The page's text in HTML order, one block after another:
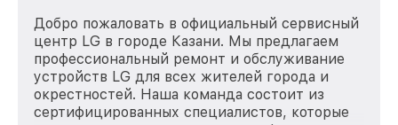
Добро пожаловать в официальный сервисный
центр LG в городе Казани. Мы предлагаем
профессиональный ремонт и обслуживание
устройств LG для всех жителей города и
окрестностей. Наша команда состоит из
сертифицированных специалистов, которые